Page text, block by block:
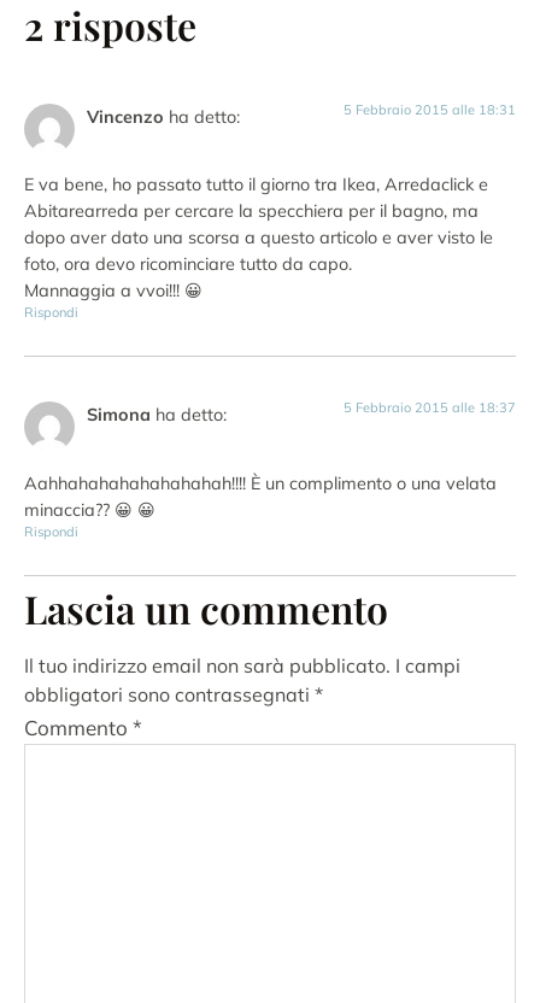
2 risposte
Vincenzo ha detto: 5 Febbraio 2015 alle 18:31
E va bene, ho passato tutto il giorno tra Ikea, Arredaclick e
Abitarearreda per cercare la specchiera per il bagno, ma
dopo aver dato una scorsa a questo articolo e aver visto le
foto, ora devo ricominciare tutto da capo.
Mannaggia a vvoi!!! 😀
Rispondi
Simona ha detto: 5 Febbraio 2015 alle 18:37
Aahhahahahahahahahah!!!! È un complimento o una velata
minaccia?? 😀 😀
Rispondi
Lascia un commento
Il tuo indirizzo email non sarà pubblicato. I campi
obbligatori sono contrassegnati *
Commento *